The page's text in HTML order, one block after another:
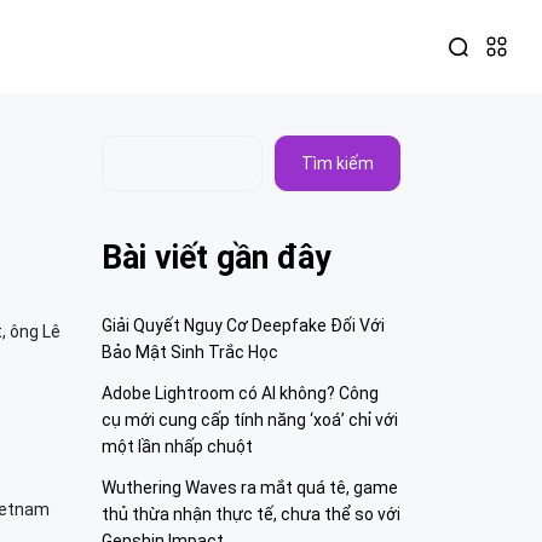
ông Lê
Tìm kiếm
Bài viết gần đây
Giải Quyết Nguy Cơ Deepfake Đối Với
Bảo Mật Sinh Trắc Học
Adobe Lightroom có AI không? Công
cụ mới cung cấp tính năng ‘xoá’ chỉ với
một lần nhấp chuột
Wuthering Waves ra mắt quá tê, game
thủ thừa nhận thực tế, chưa thể so với